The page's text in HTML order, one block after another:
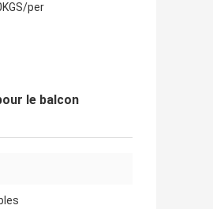
per
le balcon